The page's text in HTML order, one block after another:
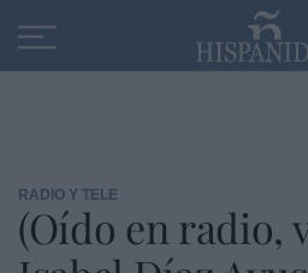
RADIO Y TELE
(Oído en radio,